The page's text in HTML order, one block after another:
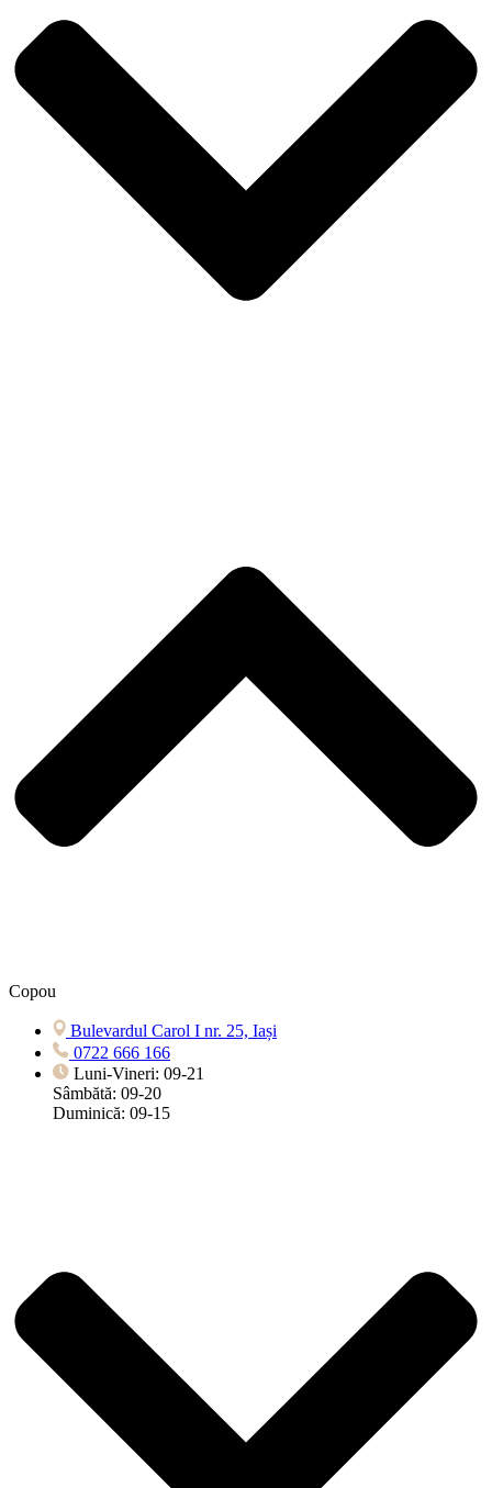
Copou
Bulevardul Carol I nr. 25, Iași
0722 666 166
Luni-Vineri: 09-21
Sâmbătă: 09-20
Duminică: 09-15